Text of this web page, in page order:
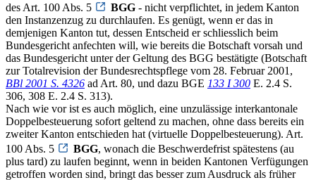
des Art. 100 Abs. 5
BGG - nicht verpflichtet, in jedem Kanton
den Instanzenzug zu durchlaufen. Es genügt, wenn er das in
demjenigen Kanton tut, dessen Entscheid er schliesslich beim
Bundesgericht anfechten will, wie bereits die Botschaft vorsah und
das Bundesgericht unter der Geltung des BGG bestätigte (Botschaft
zur Totalrevision der Bundesrechtspflege vom 28. Februar 2001,
BBl 2001 S. 4326 ad Art. 80, und dazu BGE 133 I 300 E. 2.4 S.
306, 308 E. 2.4 S. 313).
Nach wie vor ist es auch möglich, eine unzulässige interkantonale
Doppelbesteuerung sofort geltend zu machen, ohne dass bereits ein
zweiter Kanton entschieden hat (virtuelle Doppelbesteuerung). Art.
100 Abs. 5
BGG, wonach die Beschwerdefrist spätestens (au
plus tard) zu laufen beginnt, wenn in beiden Kantonen Verfügungen
getroffen worden sind, bringt das besser zum Ausdruck als früher